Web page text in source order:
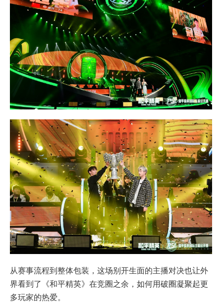
从赛事流程到整体包装，这场别开生面的主播对决也让外
界看到了《和平精英》在竞圈之余，如何用破圈凝聚起更
多玩家的热爱。